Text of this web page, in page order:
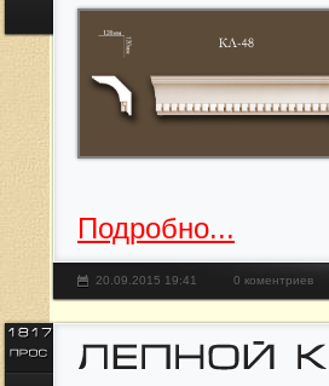
Подробно...
20.09.2015 19:41 0 коментриев